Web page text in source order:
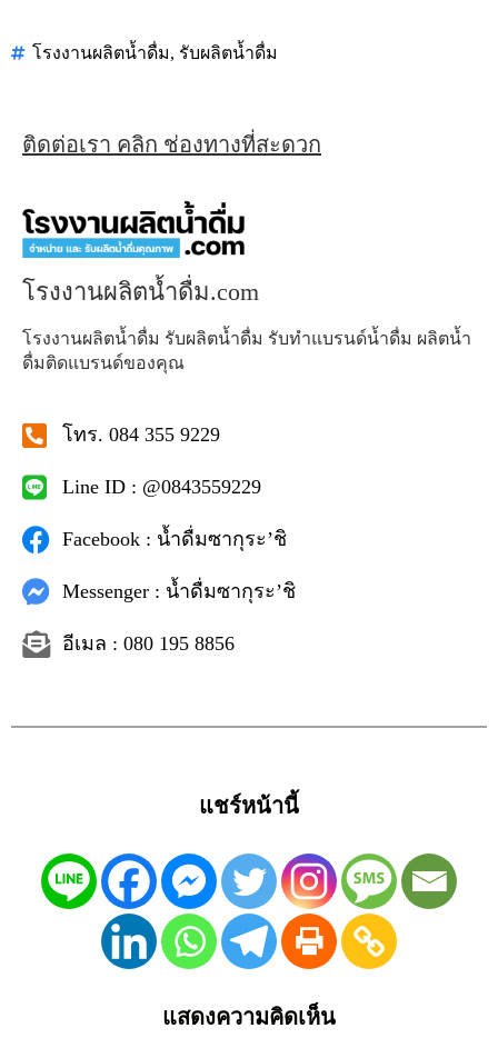
โรงงานผลิตน้ำดื่ม, รับผลิตน้ำดื่ม
ติดต่อเรา คลิก ช่องทางที่สะดวก
โรงงานผลิตน้ำดื่ม.com
โรงงานผลิตน้ำดื่ม รับผลิตน้ำดื่ม รับทำแบรนด์น้ำดื่ม ผลิตน้ำ
ดื่มติดแบรนด์ของคุณ
โทร. 084 355 9229
Line ID : @0843559229
Facebook : น้ำดื่มซากุระ’ชิ
Messenger : น้ำดื่มซากุระ’ชิ
อีเมล : 080 195 8856
แชร์หน้านี้
แสดงความคิดเห็น